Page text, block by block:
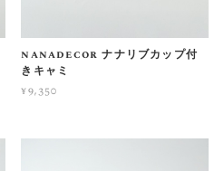
nanadecor ナナリブカップ付
きキャミ
¥9,350